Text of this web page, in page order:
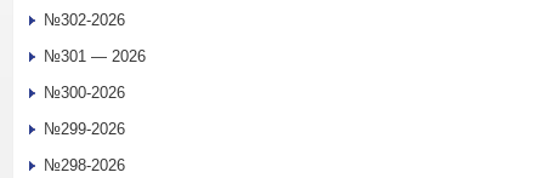
№302-2026
№301 — 2026
№300-2026
№299-2026
№298-2026